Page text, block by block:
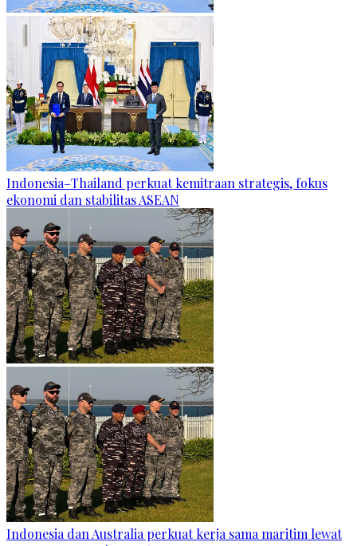
Indonesia–Thailand perkuat kemitraan strategis, fokus
ekonomi dan stabilitas ASEAN
Indonesia dan Australia perkuat kerja sama maritim lewat